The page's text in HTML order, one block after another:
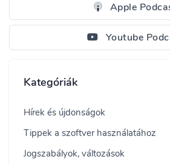
Apple
Youtube
Kategóriák
Hírek és újdonságok
Tippek a szoftver használatához
Jogszabályok, változások